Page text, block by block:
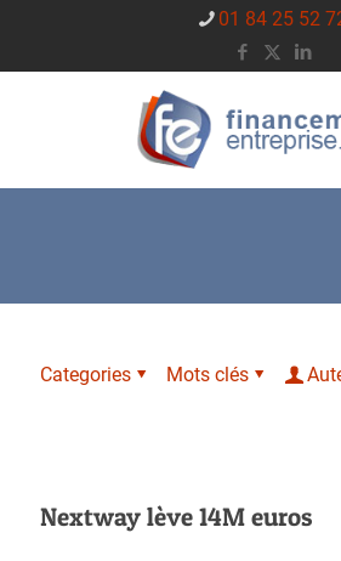
01 84 25 52
Categories Mots clés
Nextway lève 14M euros